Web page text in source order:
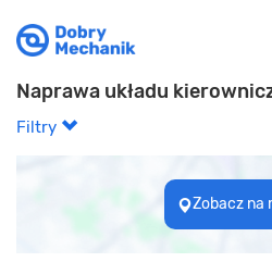
Naprawa układu
Filtry
Zobacz na